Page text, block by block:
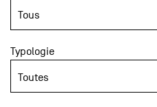
Typologie